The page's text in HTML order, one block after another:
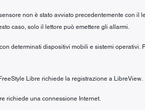
non è stato avviato precedentemente con
caso, solo il lettore può emettere gli allarmi.
determinati dispositivi mobili e sistemi operativi.
Libre richiede la registrazione a LibreView.
richiede una connessione Internet.